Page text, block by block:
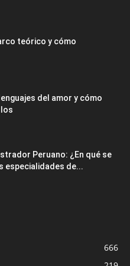
teórico y cómo
del amor y cómo
Peruano: ¿En qué se
especialidades de...
666